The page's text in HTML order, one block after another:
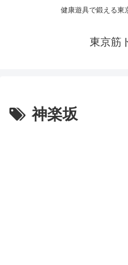
健康遊具で鍛える東
東京筋
神楽坂